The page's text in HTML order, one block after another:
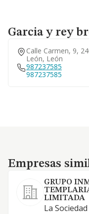
Garcia y rey
Calle Carmen, 9,
León, León
987237585
987237585
Empresas similares
Empresas
GRUPO
LIMITADA
La